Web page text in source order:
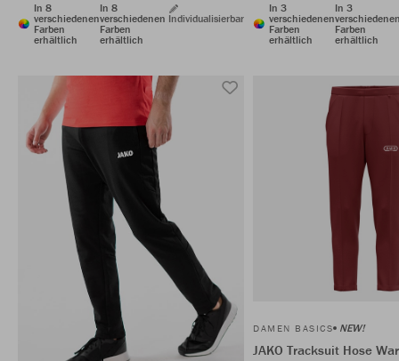
In 8
verschiedenen
Farben
erhältlich
In 8
verschiedenen
Farben
erhältlich
Individualisierbar
In 3
verschiedenen
Farben
erhältlich
In 3
Farben
erhältlich
DAMEN BASICS NEW!
JAKO Tracksuit Hose